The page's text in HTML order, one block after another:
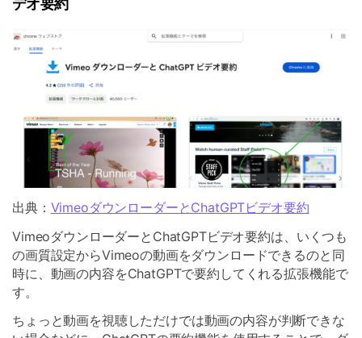
デオ要約
出典： VimeoダウンローダーとChatGPTビデオ要約
VimeoダウンローダーとChatGPTビデオ要約は、いくつも
の画質設定からVimeoの動画をダウンロードできるのと同
時に、動画の内容をChatGPTで要約してくれる拡張機能で
す。
ちょっと動画を視聴しただけでは動画の内容が判断できな